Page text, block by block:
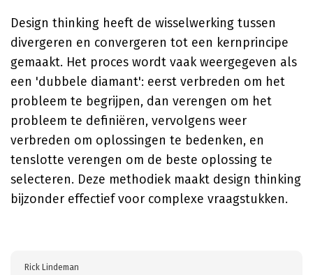
Design thinking heeft de wisselwerking tussen
divergeren en convergeren tot een kernprincipe
gemaakt. Het proces wordt vaak weergegeven als
een 'dubbele diamant': eerst verbreden om het
probleem te begrijpen, dan verengen om het
probleem te definiëren, vervolgens weer
verbreden om oplossingen te bedenken, en
tenslotte verengen om de beste oplossing te
selecteren. Deze methodiek maakt design thinking
bijzonder effectief voor complexe vraagstukken.
Rick Lindeman